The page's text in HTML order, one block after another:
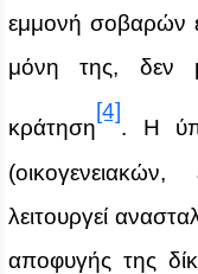
εμμονή σοβαρών
μόνη της, δεν
κράτηση
[4]
. Η
(οικογενειακών,
λειτουργεί
αποφυγής της